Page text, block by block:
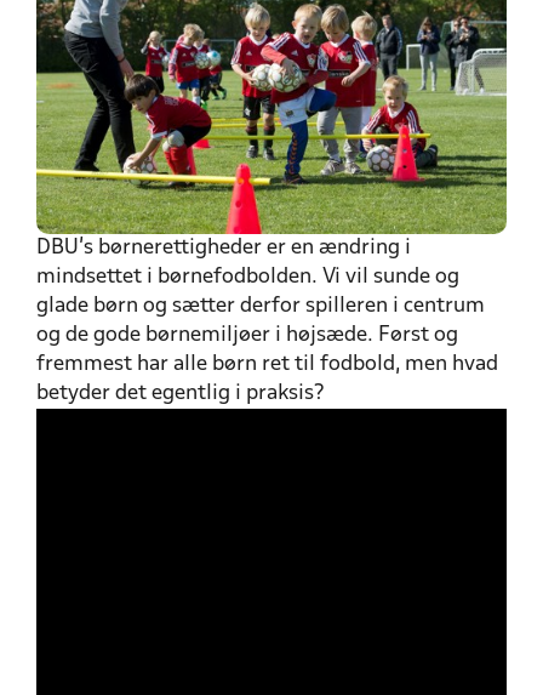
DBU’s børnerettigheder er en ændring i
mindsettet i børnefodbolden. Vi vil sunde og
glade børn og sætter derfor spilleren i centrum
og de gode børnemiljøer i højsæde. Først og
fremmest har alle børn ret til fodbold, men hvad
betyder det egentlig i praksis?